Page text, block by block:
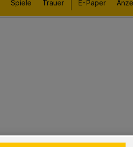
Spiele Trauer E-Paper